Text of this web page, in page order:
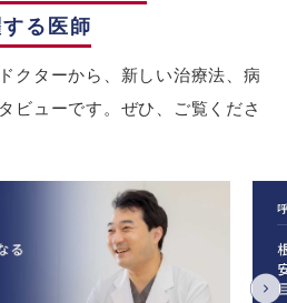
る医師
クターから、新しい治療法、病
ビューです。ぜひ、ご覧くださ